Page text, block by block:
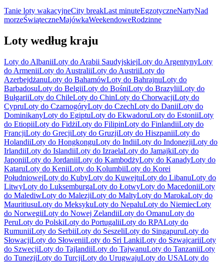
Tanie loty wakacyjneCity breakLast minuteEgzotyczneNartyNad
morzeŚwiąteczneMajówkaWeekendoweRodzinne
Loty według kraju
Loty do AlbaniiLoty do Arabii SaudyjskiejLoty do ArgentynyLoty
do ArmeniiLoty do AustraliiLoty do AustriiLoty do
AzerbejdżanuLoty do BahamówLoty do BahrajnuLoty do
BarbadosuLoty do BelgiiLoty do BośniLoty do BrazyliiLoty do
BułgariiLoty do ChileLoty do ChinLoty do ChorwacjiLoty do
CypruLoty do CzarnogóryLoty do CzechLoty do DaniiLoty do
DominikanyLoty do EgiptuLoty do EkwadoruLoty do EstoniiLoty
do EtiopiiLoty do FidżiLoty do FilipinLoty do FinlandiiLoty do
FrancjiLoty do GrecjiLoty do GruzjiLoty do HiszpaniiLoty do
HolandiiLoty do HongkonguLoty do IndiiLoty do IndonezjiLoty do
IrlandiiLoty do IslandiiLoty do IzraelaLoty do JamajkiLoty do
JaponiiLoty do JordaniiLoty do KambodżyLoty do KanadyLoty do
KataruLoty do KeniiLoty do KolumbiiLoty do Korei
PołudniowejLoty do KubyLoty do KuwejtuLoty do LibanuLoty do
LitwyLoty do LuksemburgaLoty do ŁotwyLoty do MacedoniiLoty
do MalediwLoty do MalezjiLoty do MaltyLoty do MarokaLoty do
MauritiusuLoty do MeksykuLoty do NepaluLoty do NiemiecLoty
do NorwegiiLoty do Nowej ZelandiiLoty do OmanuLoty do
PeruLoty do PolskiLoty do PortugaliiLoty do RPALoty do
RumuniiLoty do SerbiiLoty do SeszeliLoty do SingapuruLoty do
SłowacjiLoty do SłoweniiLoty do Sri LankiLoty do SzwajcariiLoty
do SzwecjiLoty do TajlandiiLoty do TajwanuLoty do TanzaniiLoty
do TunezjiLoty do TurcjiLoty do UrugwajuLoty do USALoty do